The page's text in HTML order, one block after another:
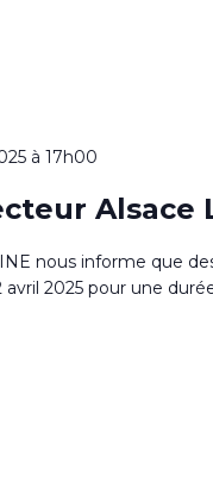
à 17h00
Alsace
nous informe que
2025 pour une